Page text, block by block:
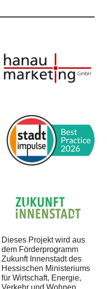
Dieses Projekt wird aus
dem Förderprogramm
Zukunft Innenstadt des
Hessischen Ministeriums
für Wirtschaft, Energie,